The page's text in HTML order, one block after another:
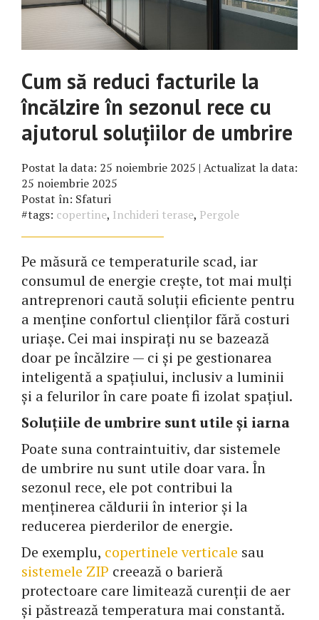
Cum să reduci facturile la
încălzire în sezonul rece cu
ajutorul soluțiilor de umbrire
Postat la data: 25 noiembrie 2025 | Actualizat la data:
25 noiembrie 2025
Postat în: Sfaturi
#tags: copertine, Inchideri terase, Pergole
Pe măsură ce temperaturile scad, iar
consumul de energie crește, tot mai mulți
antreprenori caută soluții eficiente pentru
a menține confortul clienților fără costuri
uriașe. Cei mai inspirați nu se bazează
doar pe încălzire — ci și pe gestionarea
inteligentă a spațiului, inclusiv a luminii
și a felurilor în care poate fi izolat spațiul.
Soluțiile de umbrire sunt utile și iarna
Poate suna contraintuitiv, dar sistemele
de umbrire nu sunt utile doar vara. În
sezonul rece, ele pot contribui la
menținerea căldurii în interior și la
reducerea pierderilor de energie.
De exemplu, copertinele verticale sau
sistemele ZIP creează o barieră
protectoare care limitează curenții de aer
și păstrează temperatura mai constantă.